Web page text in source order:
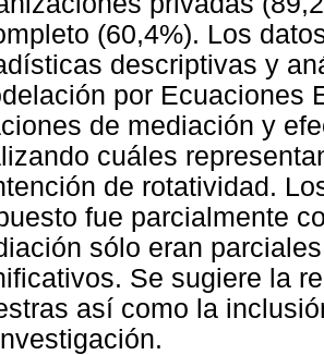
(60,4%). Los
descriptivas y
por Ecuaciones
de mediación y
cuáles
de rotatividad.
fue parcialmente
sólo eran
Se sugiere la
así como la